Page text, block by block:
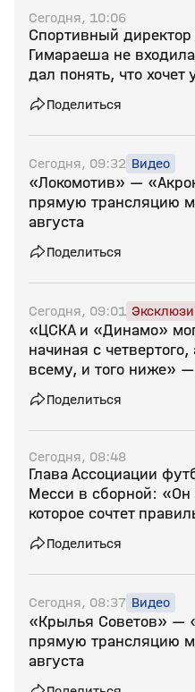
Сегодня, 10:06
Спортивный
Гимараеша не
дал понять, что хочет
Поделиться
Сегодня, 09:32 Видео
«Локомотив» —
прямую трансляцию
августа
Поделиться
Сегодня, 09:01
«ЦСКА и «Динамо»
начиная с
всему, и того ниже»
Поделиться
Сегодня, 08:48
Глава Ассоциации
Месси в сборной:
которое сочтет
Поделиться
Сегодня, 08:37 Видео
«Крылья Советов» —
прямую трансляцию
августа